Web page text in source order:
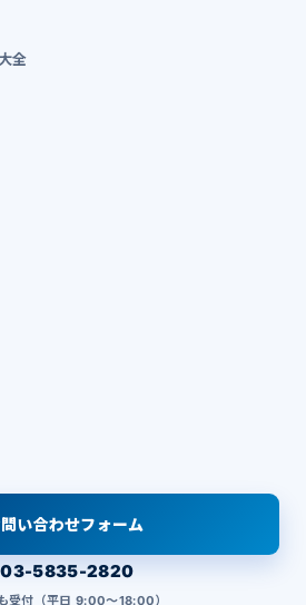
全
い合わせフォーム
03-5835-2820
受付（平日 9:00〜18:00）